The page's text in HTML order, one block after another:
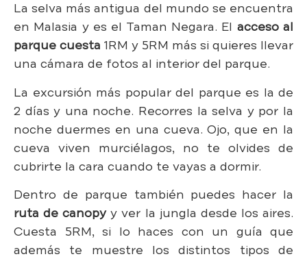
La selva más antigua del mundo se encuentra
en Malasia y es el Taman Negara. El acceso al
parque cuesta 1RM y 5RM más si quieres llevar
una cámara de fotos al interior del parque.
La excursión más popular del parque es la de
2 días y una noche. Recorres la selva y por la
noche duermes en una cueva. Ojo, que en la
cueva viven murciélagos, no te olvides de
cubrirte la cara cuando te vayas a dormir.
Dentro de parque también puedes hacer la
ruta de canopyy ver la jungla desde los aires.
Cuesta 5RM, si lo haces con un guía que
además te muestre los distintos tipos de